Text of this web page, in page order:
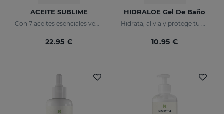
ACEITE SUBLIME
22.95 €
HIDRALOE Gel De Baño
10.95 €